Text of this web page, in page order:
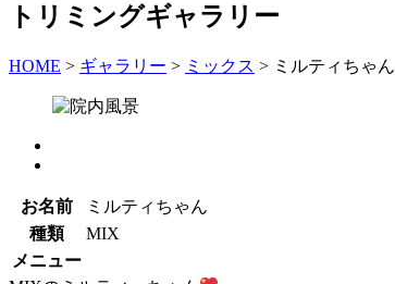
トリミングギャラリー
HOME > ギャラリー > ミックス > ミルティちゃん
お名前
ミルティちゃん
種類
MIX
メニュー